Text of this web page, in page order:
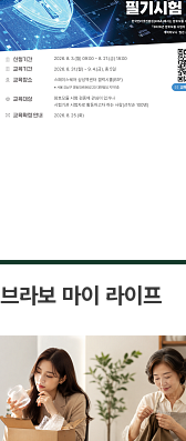
브라보 마이 라이프